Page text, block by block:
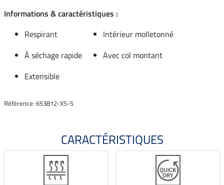
Informations & caractéristiques :
Respirant
Intérieur molletonné
À séchage rapide
Avec col montant
Extensible
Référence: 653812-XS-S
CARACTÉRISTIQUES